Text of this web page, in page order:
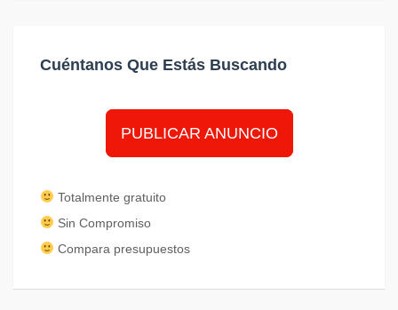
Cuéntanos Que Estás Buscando
PUBLICAR ANUNCIO
Totalmente gratuito
Sin Compromiso
Compara presupuestos